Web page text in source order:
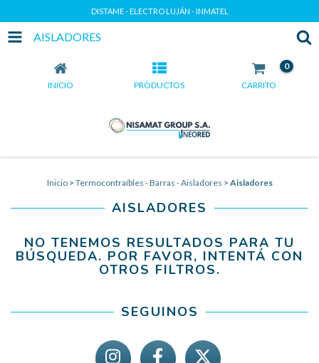
DISTAME - ELECTRO LUJÁN - INMATEL
AISLADORES
INICIO PRODUCTOS CARRITO
0
Inicio > Termocontraíbles - Barras - Aisladores > Aisladores
AISLADORES
NO TENEMOS RESULTADOS PARA TU
BÚSQUEDA. POR FAVOR, INTENTÁ CON
OTROS FILTROS.
SEGUINOS